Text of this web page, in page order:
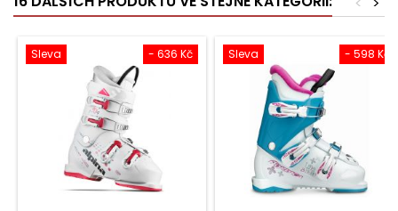
- 636 Kč
Sleva - 598 Kč
Sleva